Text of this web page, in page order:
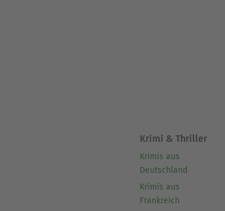
Krimi & Thriller
Krimis aus
Deutschland
Krimis aus
Frankreich